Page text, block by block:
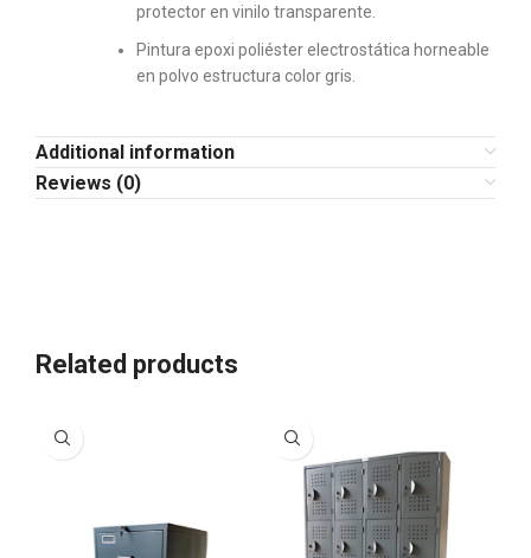
protector en vinilo transparente.
Pintura epoxi poliéster electrostática horneable
en polvo estructura color gris.
Additional information
Reviews (0)
Related products